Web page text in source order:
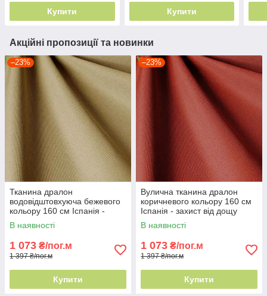
Купити Купити
Акційні пропозиції та новинки
–23%
Тканина дралон
водовідштовхуюча бежевого
кольору 160 см Іспанія -
вуличний акрил
В наявності
1 073 ₴/пог.м
1 397 ₴/пог.м
Купити
–23%
Вулична тканина дралон
коричневого кольору 160 см
Іспанія - захист від дощу
В наявності
1 073 ₴/пог.м
1 397 ₴/пог.м
Купити